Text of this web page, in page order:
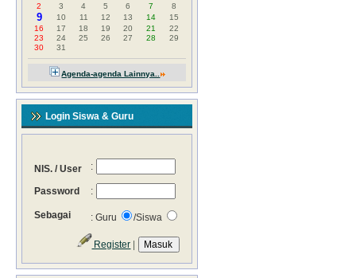
hingga sekolah ...
:: Selengkapnya »
Launching Website Resmi SMA
Terpadu Darussalam Tasikmalaya
Upd: Rabu, 18 Desember 2013 | 03:48
Alhamdulillah Web Sekolah telah
selesai dibuat, semoga dapat
menjadi sarana / fasilitas tambahan
(untuk kemudahan) dalam
mendapatkan informasi sekolah.
2
3 4 5 6 7 8
9 10 11 12 13 14
15
16
17 18 19 20 21
22
23
24 25 26 27 28
29
30
31
Agenda-agenda Lainnya..
Login Siswa & Guru
NIS. / User :
Password :
Sebagai : Guru /Siswa
Register